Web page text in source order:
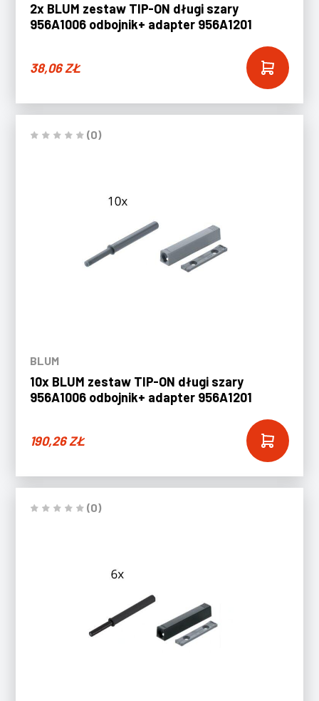
2x BLUM zestaw TIP-ON długi szary
956A1006 odbojnik+ adapter 956A1201
38,06ZŁ
(0)
BLUM
10x BLUM zestaw TIP-ON długi szary
956A1006 odbojnik+ adapter 956A1201
190,26ZŁ
(0)